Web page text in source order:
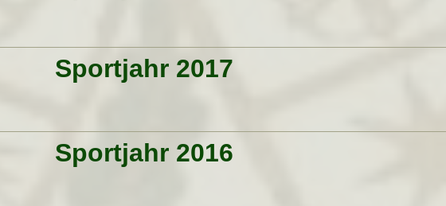
Sportjahr 2017
Sportjahr 2016